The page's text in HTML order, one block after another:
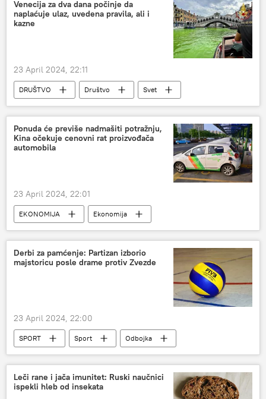
Venecija za dva dana počinje da
naplaćuje ulaz, uvedena pravila, ali i
kazne
23 April 2024, 22:11
DRUŠTVO Društvo
Svet
Venecija
Ponuda će previše nadmašiti potražnju,
Kina očekuje cenovni rat proizvođača
automobila
23 April 2024, 22:01
EKONOMIJA
Ekonomija
Svet – ekonomija
Automobili Kina
Derbi za pamćenje: Partizan izborio
majstoricu posle drame protiv Zvezde
23 April 2024, 22:00
SPORT Sport
Odbojka
Ostali sportovi
Leči rane i jača imunitet: Ruski naučnici
ispekli hleb od insekata